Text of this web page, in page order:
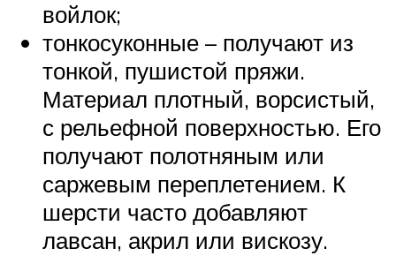
войлок;
тонкосуконные – получают из
тонкой, пушистой пряжи.
Материал плотный, ворсистый,
с рельефной поверхностью. Его
получают полотняным или
саржевым переплетением. К
шерсти часто добавляют
лавсан, акрил или вискозу.